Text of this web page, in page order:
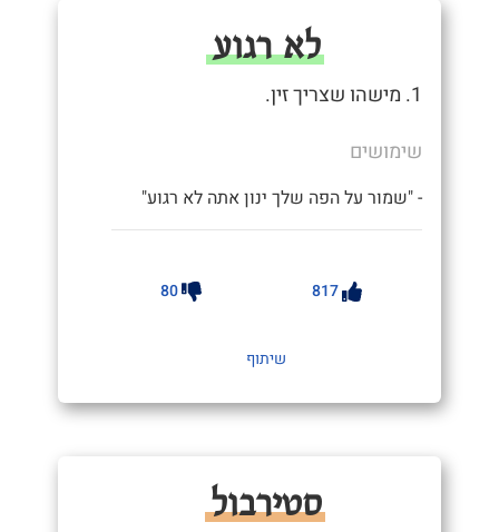
לא רגוע
1. מישהו שצריך זין.
שימושים
- "שמור על הפה שלך ינון אתה לא רגוע"
817
80
שיתוף
סטירבול